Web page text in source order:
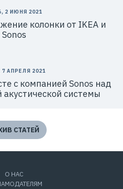
2 ИЮНЯ 2021
колонки от IKEA и
Sonos
7 АПРЕЛЯ 2021
с компанией Sonos над
системы
СТАТЕЙ
О НАС